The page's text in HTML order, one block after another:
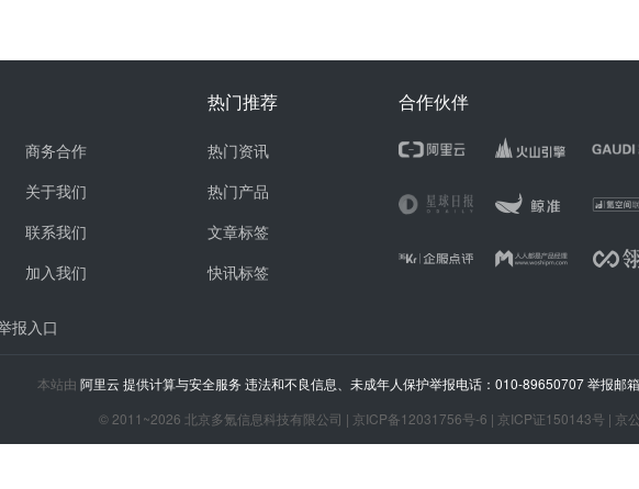
商务合作
关于我们
联系我们
加入我们
报入口
热门推荐
热门资讯
热门产品
文章标签
快讯标签
合作伙伴
本站由 阿里云 提供计算与安全服务 违法和不良信息、未成年人保护举报电话：010-89650707 举报邮
© 2011~2026 北京多氪信息科技有限公司 | 京ICP备12031756号-6 | 京ICP证150143号 | 京